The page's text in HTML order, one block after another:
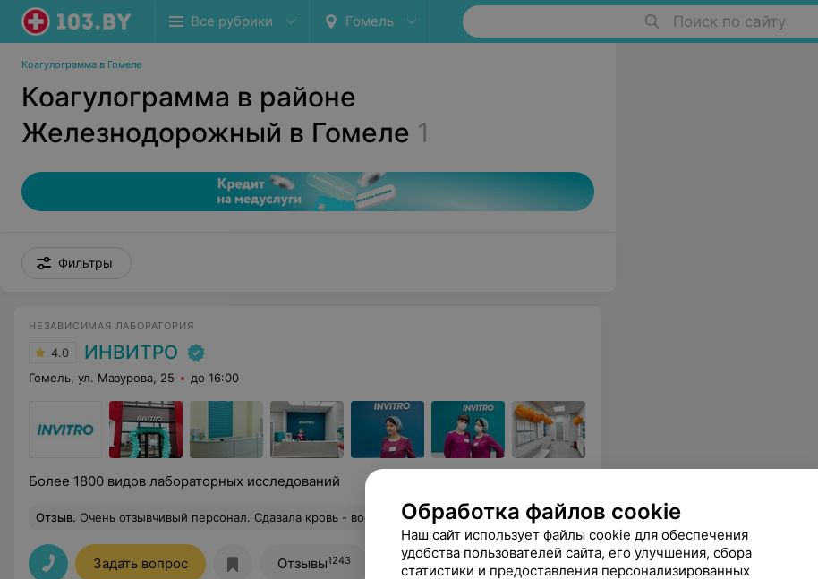
Все рубрики Гомель Поиск по сайту
Коагулограмма в Гомеле
Коагулограмма в районе
Железнодорожный в Гомеле 1
Фильтры
НЕЗАВИСИМАЯ ЛАБОРАТОРИЯ
4.0 ИНВИТРО
Гомель, ул. Мазурова, 25 до 16:00
Более 1800 видов лабораторных исследований
Отзыв. Очень отзывчивый персонал. Сдавала кровь - вообще не больно, быстро и оперативно. Спасибо за качественную работу ❤️ Еще
Задать вопрос Отзывы1243 Все адреса
Обработка файлов cookie
Наш сайт использует файлы cookie для обеспечения
удобства пользователей сайта, его улучшения, сбора
статистики и предоставления персонализированных